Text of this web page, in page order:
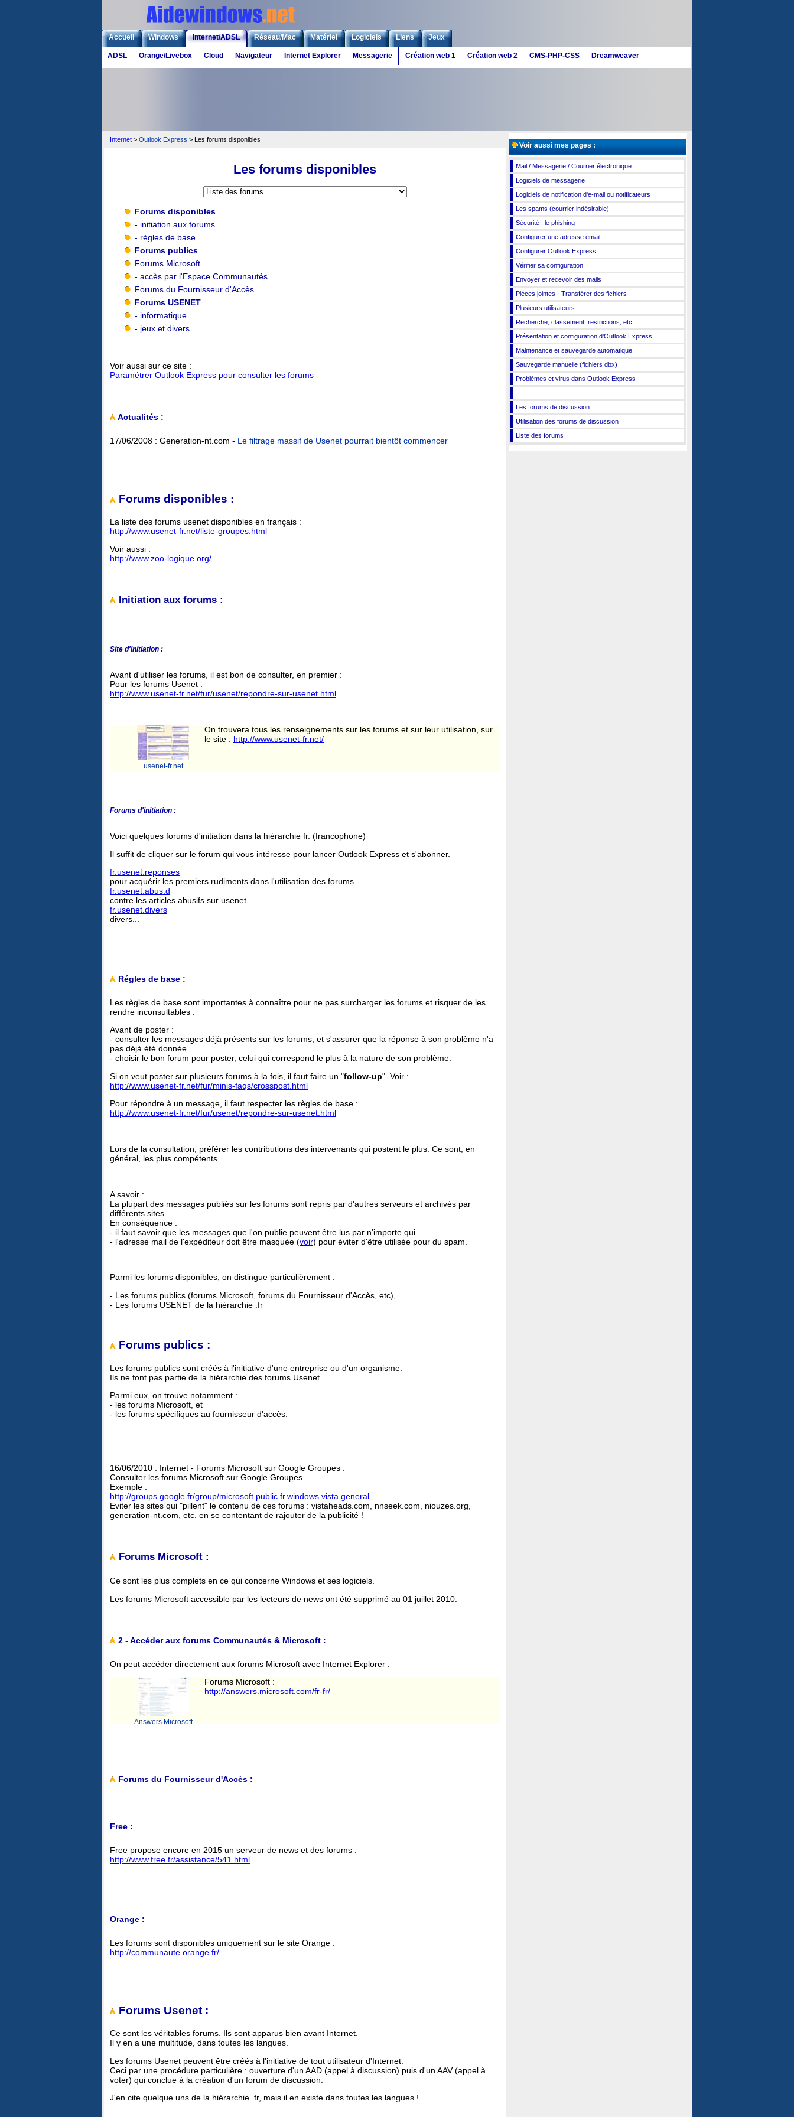
Accueil Windows Internet/ADSL Réseau/Mac Matériel Logiciels Liens Jeux
ADSL Orange/Livebox Cloud Navigateur Internet Explorer Messagerie Création web 1 Création web 2 CMS-PHP-CSS Dreamweaver
Internet > Outlook Express > Les forums disponibles
Les forums disponibles
Forums disponibles
- initiation aux forums
- règles de base
Forums publics
Forums Microsoft
- accès par l'Espace Communautés
Forums du Fournisseur d'Accès
Forums USENET
- informatique
- jeux et divers
Voir aussi sur ce site :
Paramétrer Outlook Express pour consulter les forums
Actualités :
17/06/2008 : Generation-nt.com - Le filtrage massif de Usenet pourrait bientôt commencer
Forums disponibles :
La liste des forums usenet disponibles en français :
http://www.usenet-fr.net/liste-groupes.html
Voir aussi :
http://www.zoo-logique.org/
Initiation aux forums :
Site d'initiation :
Avant d'utiliser les forums, il est bon de consulter, en premier :
Pour les forums Usenet :
http://www.usenet-fr.net/fur/usenet/repondre-sur-usenet.html
usenet-fr.net
On trouvera tous les renseignements sur les forums et sur leur utilisation, sur
le site : http://www.usenet-fr.net/
Forums d'initiation :
Voici quelques forums d'initiation dans la hiérarchie fr. (francophone)
Il suffit de cliquer sur le forum qui vous intéresse pour lancer Outlook Express et s'abonner.
fr.usenet.reponses
pour acquérir les premiers rudiments dans l'utilisation des forums.
fr.usenet.abus.d
contre les articles abusifs sur usenet
fr.usenet.divers
divers...
Régles de base :
Les règles de base sont importantes à connaître pour ne pas surcharger les forums et risquer de les
rendre inconsultables :
Avant de poster :
- consulter les messages déjà présents sur les forums, et s'assurer que la réponse à son problème n'a
pas déjà été donnée.
- choisir le bon forum pour poster, celui qui correspond le plus à la nature de son problème.
Si on veut poster sur plusieurs forums à la fois, il faut faire un "follow-up". Voir :
http://www.usenet-fr.net/fur/minis-faqs/crosspost.html
Pour répondre à un message, il faut respecter les règles de base :
http://www.usenet-fr.net/fur/usenet/repondre-sur-usenet.html
Lors de la consultation, préférer les contributions des intervenants qui postent le plus. Ce sont, en
général, les plus compétents.
A savoir :
La plupart des messages publiés sur les forums sont repris par d'autres serveurs et archivés par
différents sites.
En conséquence :
- il faut savoir que les messages que l'on publie peuvent être lus par n'importe qui.
- l'adresse mail de l'expéditeur doit être masquée (voir) pour éviter d'être utilisée pour du spam.
Parmi les forums disponibles, on distingue particulièrement :
- Les forums publics (forums Microsoft, forums du Fournisseur d'Accès, etc),
- Les forums USENET de la hiérarchie .fr
Forums publics :
Les forums publics sont créés à l'initiative d'une entreprise ou d'un organisme.
Ils ne font pas partie de la hiérarchie des forums Usenet.
Parmi eux, on trouve notamment :
- les forums Microsoft, et
- les forums spécifiques au fournisseur d'accès.
16/06/2010 : Internet - Forums Microsoft sur Google Groupes :
Consulter les forums Microsoft sur Google Groupes.
Exemple :
http://groups.google.fr/group/microsoft.public.fr.windows.vista.general
Eviter les sites qui "pillent" le contenu de ces forums : vistaheads.com, nnseek.com, niouzes.org,
generation-nt.com, etc. en se contentant de rajouter de la publicité !
Forums Microsoft :
Ce sont les plus complets en ce qui concerne Windows et ses logiciels.
Les forums Microsoft accessible par les lecteurs de news ont été supprimé au 01 juillet 2010.
2 - Accéder aux forums Communautés & Microsoft :
On peut accéder directement aux forums Microsoft avec Internet Explorer :
Answers.Microsoft
Forums Microsoft :
http://answers.microsoft.com/fr-fr/
Forums du Fournisseur d'Accès :
Free :
Free propose encore en 2015 un serveur de news et des forums :
http://www.free.fr/assistance/541.html
Orange :
Les forums sont disponibles uniquement sur le site Orange :
http://communaute.orange.fr/
Forums Usenet :
Ce sont les véritables forums. Ils sont apparus bien avant Internet.
Il y en a une multitude, dans toutes les langues.
Les forums Usenet peuvent être créés à l'initiative de tout utilisateur d'Internet.
Ceci par une procédure particulière : ouverture d'un AAD (appel à discussion) puis d'un AAV (appel à
voter) qui conclue à la création d'un forum de discussion.
J'en cite quelque uns de la hiérarchie .fr, mais il en existe dans toutes les langues !
Voir aussi mes pages :
Mail / Messagerie / Courrier électronique
Logiciels de messagerie
Logiciels de notification d'e-mail ou notificateurs
Les spams (courrier indésirable)
Sécurité : le phishing
Configurer une adresse email
Configurer Outlook Express
Vérifier sa configuration
Envoyer et recevoir des mails
Pièces jointes - Transférer des fichiers
Plusieurs utilisateurs
Recherche, classement, restrictions, etc.
Présentation et configuration d'Outlook Express
Maintenance et sauvegarde automatique
Sauvegarde manuelle (fichiers dbx)
Problèmes et virus dans Outlook Express
Les forums de discussion
Utilisation des forums de discussion
Liste des forums